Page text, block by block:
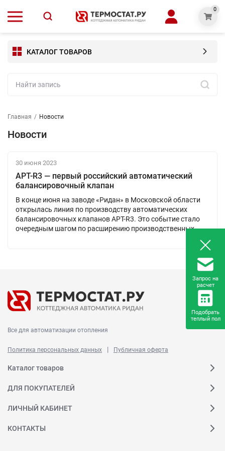
0
КАТАЛОГ ТОВАРОВ
Главная / Новости
Новости
30 июня 2023
APT-R3 — первый российский автоматический
балансировочный клапан
В конце июня на заводе «Ридан» в Московской области
открылась линия по производству автоматических
балансировочных клапанов APT-R3. Это событие стало
очередным шагом по расширению производственных...
Все для автоматизации отопления
Политика персональных данных | Публичная оферта
Каталог товаров
ДЛЯ ПОКУПАТЕЛЕЙ
ЛИЧНЫЙ КАБИНЕТ
КОНТАКТЫ
Запрос на
расчет
Подобрать
теплый пол